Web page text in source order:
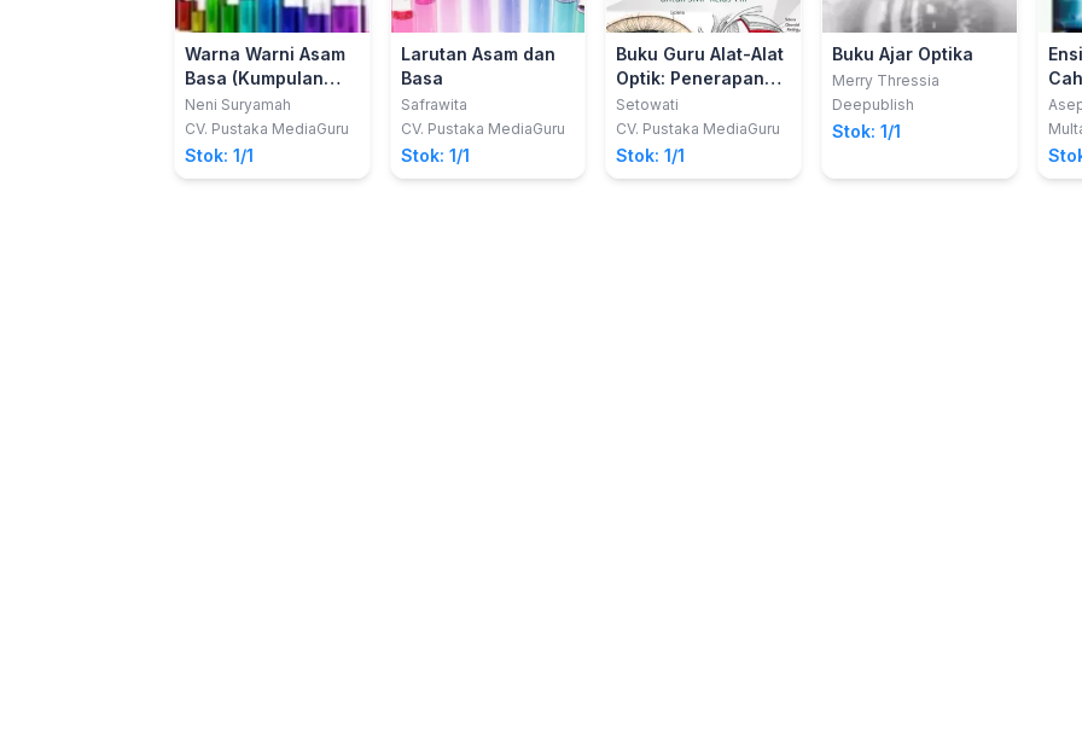
Warna Warni Asam
Basa (Kumpulan
Indikator Alami)
Neni Suryamah
CV. Pustaka MediaGuru
Stok: 1/1
Larutan Asam dan
Basa
Safrawita
CV. Pustaka MediaGuru
Stok: 1/1
Buku Guru Alat-Alat
Optik: Penerapan
Model
Pembelajaran
Problem-based
Learning (PBL)
Setowati
CV. Pustaka MediaGuru
Stok: 1/1
Buku Ajar Optika
Merry Thressia
Deepublish
Stok: 1/1